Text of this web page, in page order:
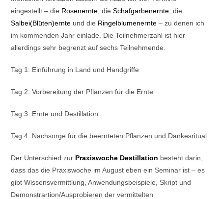
eingestellt – die Rosenernte , dieSchafgarbenernte , die
Salbei(Blüten)ernte und die Ringelblumenernte – zu denen ich
im kommenden Jahr einlade. Die Teilnehmerzahl ist hier
allerdings sehr begrenzt auf sechs Teilnehmende.
Tag 1: Einführung in Land und Handgriffe
Tag 2: Vorbereitung der Pflanzen für die Ernte
Tag 3: Ernte und Destillation
Tag 4: Nachsorge für die beernteten Pflanzen und Dankesritual
Der Unterschied zur Praxiswoche Destillation besteht darin,
dass das die Praxiswoche im August eben ein Seminar ist – es
gibt Wissensvermittlung, Anwendungsbeispiele, Skript und
Demonstrartion/Ausprobieren der vermittelten